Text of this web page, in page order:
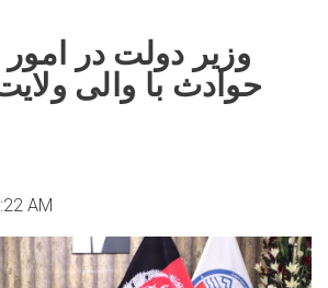
وزیر دولت در
حوادث با والی ولایت
AM